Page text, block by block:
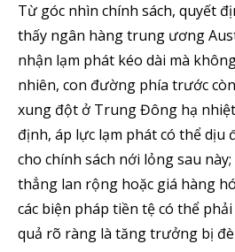
Từ góc nhìn chính sách, quyết
thấy ngân hàng trung ương
nhận lạm phát kéo dài mà
nhiên, con đường phía trước
xung đột ở Trung Đông hạ
định, áp lực lạm phát có thể dịu
cho chính sách nới lỏng sau
thẳng lan rộng hoặc giá hàng
các biện pháp tiền tệ có thể
quả rõ ràng là tăng trưởng bị